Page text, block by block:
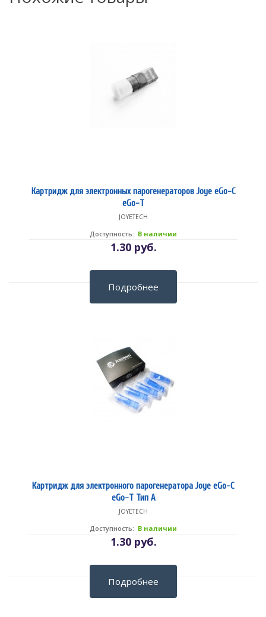
Картридж для электронных парогенераторов Joye eGo-C
eGo-T
JOYETECH
1.30 руб.
Доступность: В наличии
Подробнее
Картридж для электронного парогенератора Joye eGo-C
eGo-T Тип А
JOYETECH
1.30 руб.
Доступность: В наличии
Подробнее